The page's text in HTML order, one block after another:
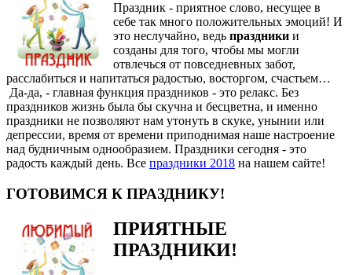
Праздник - приятное слово, несущее в
себе так много положительных эмоций! И
это неслучайно, ведь праздники и
созданы для того, чтобы мы могли
отвлечься от повседневных забот,
расслабиться и напитаться радостью, восторгом, счастьем…
Да-да, - главная функция праздников - это релакс. Без
праздников жизнь была бы скучна и бесцветна, и именно
праздники не позволяют нам утонуть в скуке, унынии или
депрессии, время от времени приподнимая наше настроение
над будничным однообразием. Праздники сегодня - это
радость каждый день. Все праздники 2018 на нашем сайте!
ГОТОВИМСЯ К ПРАЗДНИКУ!
ПРИЯТНЫЕ
ПРАЗДНИКИ!